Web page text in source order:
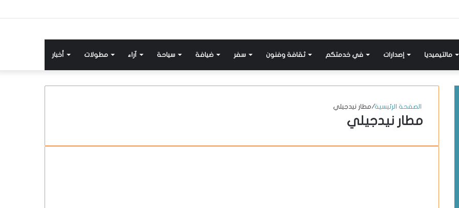
أخبار مطولات آراء سياحة ضيافة سفر ثقافة وفنون في خدمتكم إصدارات مالتيميديا
الصفحة الرئيسية/مطار نيدجيلي
مطار نيدجيلي